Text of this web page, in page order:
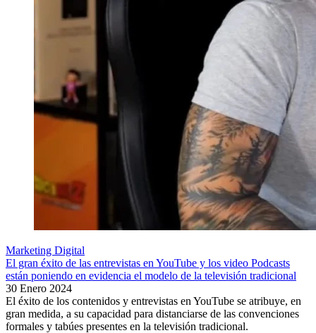
Marketing Digital
El gran éxito de las entrevistas en YouTube y los video Podcasts
están poniendo en evidencia el modelo de la televisión tradicional
30 Enero 2024
El éxito de los contenidos y entrevistas en YouTube se atribuye, en
gran medida, a su capacidad para distanciarse de las convenciones
formales y tabúes presentes en la televisión tradicional.